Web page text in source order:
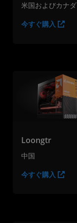
米国およびカナダ
今すぐ購入
Loongtr
中国
今すぐ購入